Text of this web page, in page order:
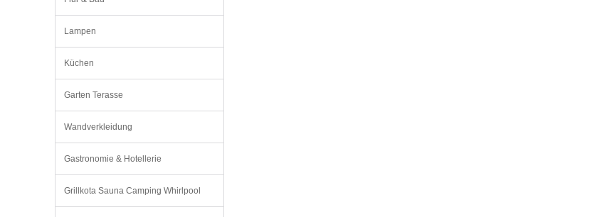
Lampen
Küchen
Garten Terasse
Wandverkleidung
Gastronomie & Hotellerie
Grillkota Sauna Camping Whirlpool